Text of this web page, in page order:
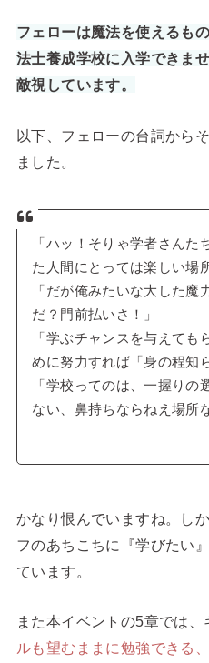
フェローは魔法を使えるも
法士養成学校に入学できま
敵視しています。
以下、フェローの台詞から
ました。
「ハッ！そりゃ学者さん
た人間にとっては楽しい場
「だが俺みたいな大した魔
だ？門前払いさ！」
「学ぶチャンスを与えても
めに努力すれば「身の程知
「学校ってのは、一握り
ない、鼻持ちならねえ場所
かなり恨んでいますね。し
フのあちこちに『学びたい
ています。
また本イベントの5章では、
ルも望むままに勉強できる